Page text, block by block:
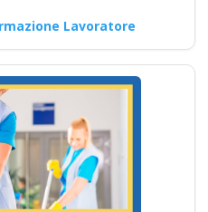
della
sul rischio
Corso
ore
obiettivi
sulla
per…
Lavoratore